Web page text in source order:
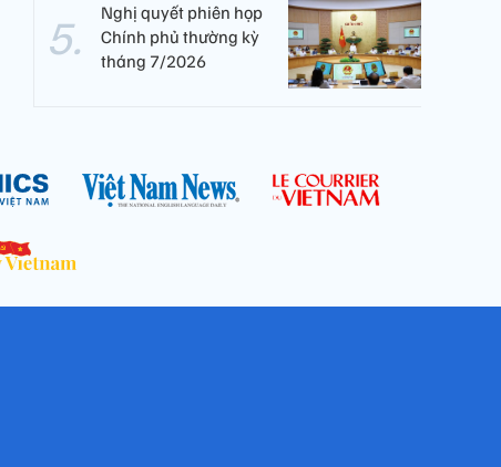
Nghị quyết phiên họp
Chính phủ thường kỳ
tháng 7/2026